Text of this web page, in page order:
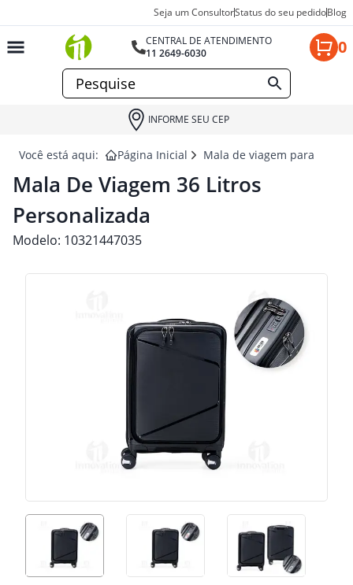
Seja um ConsultorStatus do seu pedidoBlog
CENTRAL DE ATENDIMENTO
11 2649-6030
0
INFORME SEU CEP
Você está aqui: Página Inicial Mala de viagem para
Mala De Viagem 36 Litros
Personalizada
Modelo: 10321447035